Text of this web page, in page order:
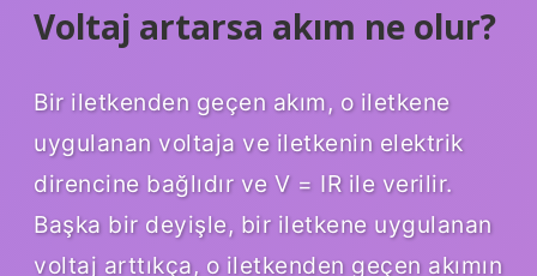
Voltaj artarsa akım ne olur?
Bir iletkenden geçen akım, o iletkene
uygulanan voltaja ve iletkenin elektrik
direncine bağlıdır ve V = IR ile verilir.
Başka bir deyişle, bir iletkene uygulanan
voltaj arttıkça, o iletkenden geçen akımın